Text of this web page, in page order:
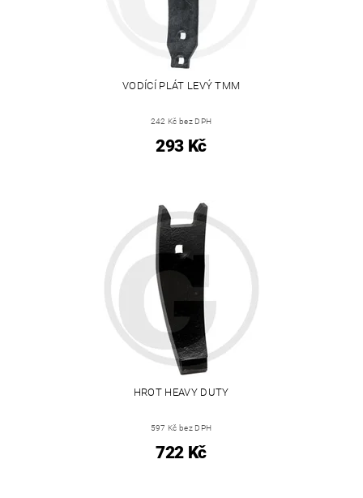
VODÍCÍ PLÁT LEVÝ TMM
242 Kč bez DPH
293 Kč
HROT HEAVY DUTY
597 Kč bez DPH
722 Kč